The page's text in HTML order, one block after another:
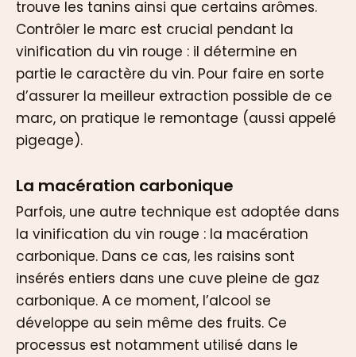
trouve les tanins ainsi que certains arômes.
Contrôler le marc est crucial pendant la
vinification du vin rouge : il détermine en
partie le caractère du vin. Pour faire en sorte
d’assurer la meilleur extraction possible de ce
marc, on pratique le remontage (aussi appelé
pigeage).
La macération carbonique
Parfois, une autre technique est adoptée dans
la vinification du vin rouge : la macération
carbonique. Dans ce cas, les raisins sont
insérés entiers dans une cuve pleine de gaz
carbonique. A ce moment, l’alcool se
développe au sein même des fruits. Ce
processus est notamment utilisé dans le